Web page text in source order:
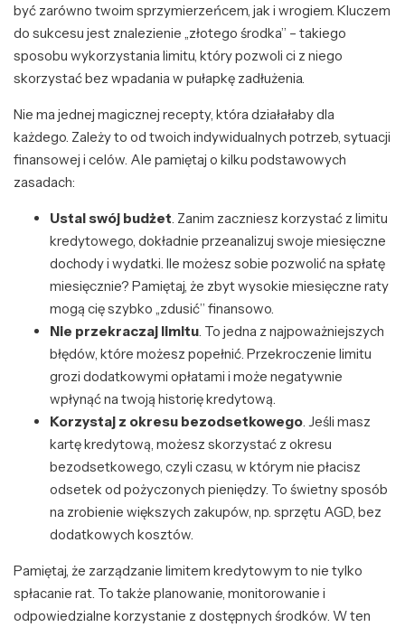
być zarówno twoim sprzymierzeńcem, jak i wrogiem. Kluczem
do sukcesu jest znalezienie „złotego środka” – takiego
sposobu wykorzystania limitu, który pozwoli ci z niego
skorzystać bez wpadania w pułapkę zadłużenia.
Nie ma jednej magicznej recepty, która działałaby dla
każdego. Zależy to od twoich indywidualnych potrzeb, sytuacji
finansowej i celów. Ale pamiętaj o kilku podstawowych
zasadach:
Ustal swój budżet. Zanim zaczniesz korzystać z limitu
kredytowego, dokładnie przeanalizuj swoje miesięczne
dochody i wydatki. Ile możesz sobie pozwolić na spłatę
miesięcznie? Pamiętaj, że zbyt wysokie miesięczne raty
mogą cię szybko „zdusić” finansowo.
Nie przekraczaj limitu. To jedna z najpoważniejszych
błędów, które możesz popełnić. Przekroczenie limitu
grozi dodatkowymi opłatami i może negatywnie
wpłynąć na twoją historię kredytową.
Korzystaj z okresu bezodsetkowego. Jeśli masz
kartę kredytową, możesz skorzystać z okresu
bezodsetkowego, czyli czasu, w którym nie płacisz
odsetek od pożyczonych pieniędzy. To świetny sposób
na zrobienie większych zakupów, np. sprzętu AGD, bez
dodatkowych kosztów.
Pamiętaj, że zarządzanie limitem kredytowym to nie tylko
spłacanie rat. To także planowanie, monitorowanie i
odpowiedzialne korzystanie z dostępnych środków. W ten